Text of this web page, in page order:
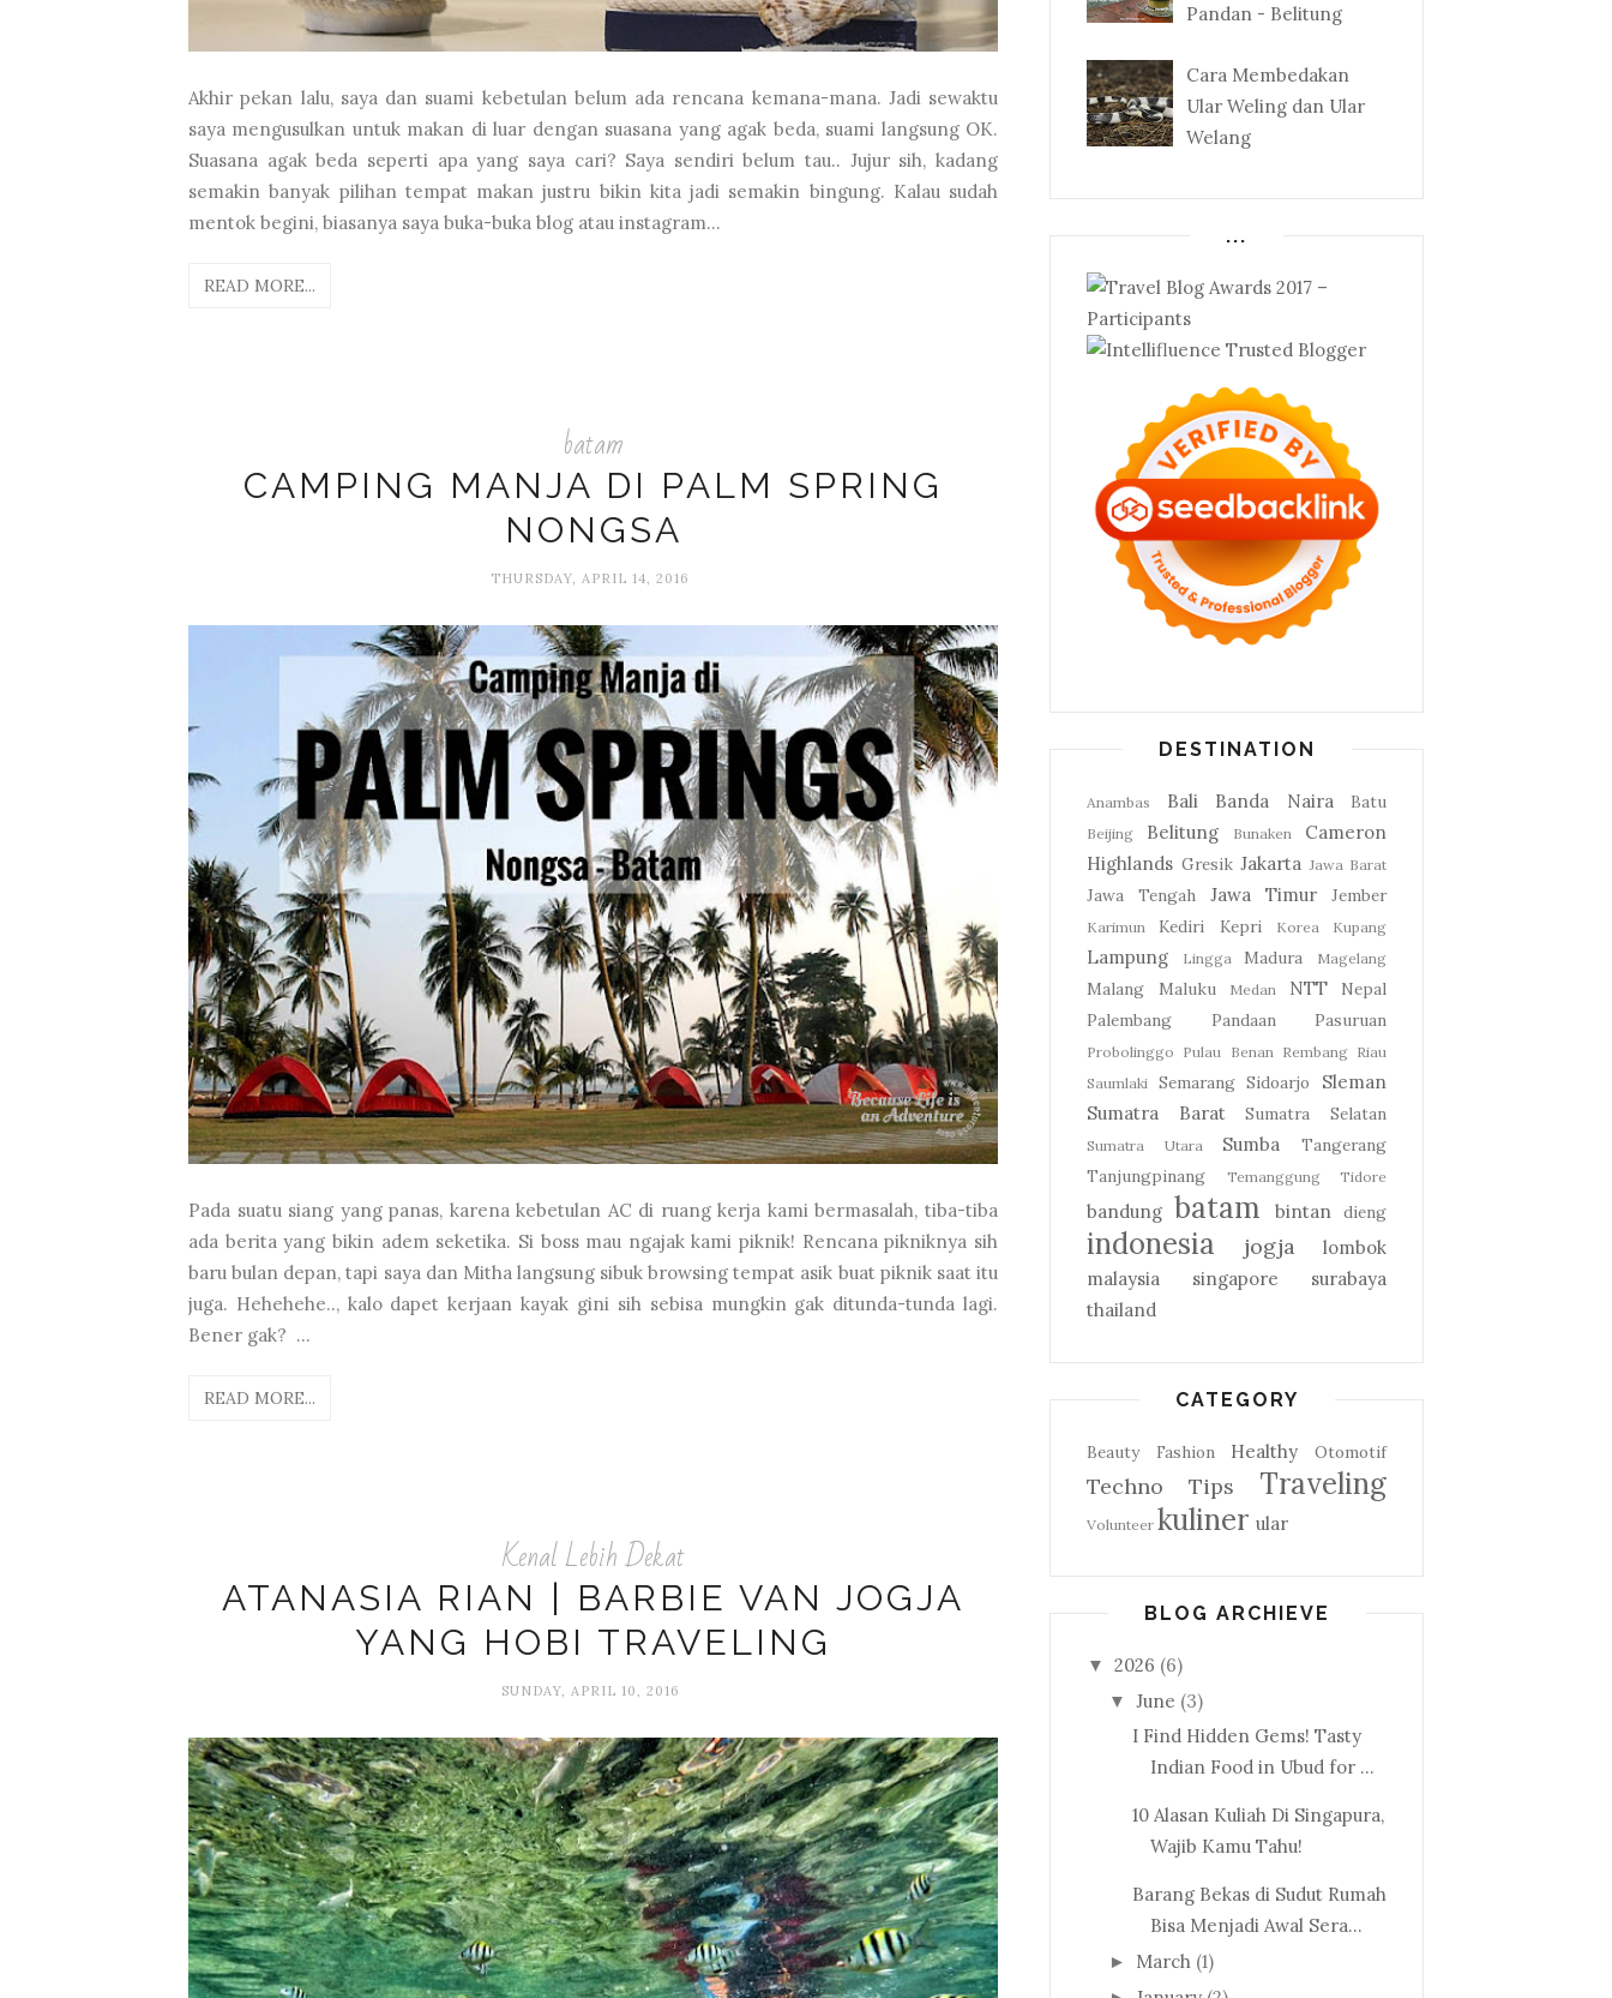
Akhir pekan lalu, saya dan suami kebetulan belum ada rencana kemana-mana. Jadi sewaktu
saya mengusulkan untuk makan di luar dengan suasana yang agak beda, suami langsung OK.
Suasana agak beda seperti apa yang saya cari? Saya sendiri belum tau.. Jujur sih, kadang
semakin banyak pilihan tempat makan justru bikin kita jadi semakin bingung. Kalau sudah
mentok begini, biasanya saya buka-buka blog atau instagram...
READ MORE...
batam
CAMPING MANJA DI PALM SPRING
NONGSA
THURSDAY, APRIL 14, 2016
Pada suatu siang yang panas, karena kebetulan AC di ruang kerja kami bermasalah, tiba-tiba
ada berita yang bikin adem seketika. Si boss mau ngajak kami piknik! Rencana pikniknya sih
baru bulan depan, tapi saya dan Mitha langsung sibuk browsing tempat asik buat piknik saat itu
juga. Hehehehe.., kalo dapet kerjaan kayak gini sih sebisa mungkin gak ditunda-tunda lagi.
Bener gak? ...
READ MORE...
Kenal Lebih Dekat
ATANASIA RIAN | BARBIE VAN JOGJA
YANG HOBI TRAVELING
SUNDAY, APRIL 10, 2016
Pandan - Belitung
Cara Membedakan
Ular Weling dan Ular
Welang
...
DESTINATION
Anambas Bali Banda Naira Batu
Beijing Belitung Bunaken
Cameron
Highlands Gresik Jakarta Jawa Barat
Jawa Tengah Jawa Timur Jember
Karimun Kediri Kepri Korea Kupang
Lampung Lingga Madura Magelang
Malang Maluku Medan NTT
Nepal
Palembang
Pandaan Pasuruan
Probolinggo Pulau Benan Rembang Riau
Saumlaki Semarang Sidoarjo
Sleman
Sumatra Barat
Sumatra Selatan
Sumatra Utara Sumba
Tangerang
Tanjungpinang
Temanggung Tidore
bandung batam bintan dieng
indonesia jogja
lombok
malaysia
singapore
surabaya
thailand
CATEGORY
Beauty Fashion Healthy Otomotif
Techno Tips Traveling
Volunteer kuliner ular
BLOG ARCHIEVE
▼ 2026 (6)
▼ June (3)
I Find Hidden Gems! Tasty
Indian Food in Ubud for ...
10 Alasan Kuliah Di Singapura,
Wajib Kamu Tahu!
Barang Bekas di Sudut Rumah
Bisa Menjadi Awal Sera...
► March (1)